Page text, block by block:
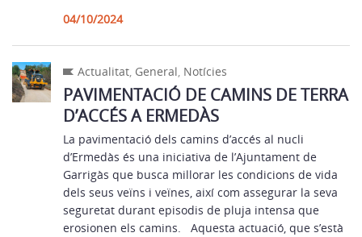
04/10/2024
Actualitat, General, Notícies
PAVIMENTACIÓ DE CAMINS DE TERRA
D’ACCÉS A ERMEDÀS
La pavimentació dels camins d’accés al nucli
d’Ermedàs és una iniciativa de l’Ajuntament de
Garrigàs que busca millorar les condicions de vida
dels seus veïns i veïnes, així com assegurar la seva
seguretat durant episodis de pluja intensa que
erosionen els camins. Aquesta actuació, que s’està